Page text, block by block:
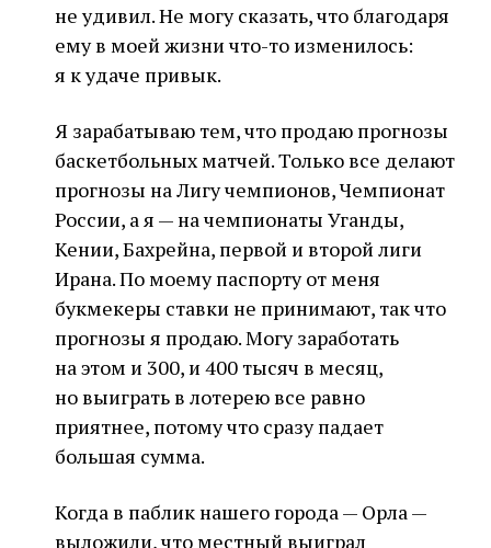
не удивил. Не могу сказать, что благодаря
ему в моей жизни что-то изменилось:
я к удаче привык.
Я зарабатываю тем, что продаю прогнозы
баскетбольных матчей. Только все делают
прогнозы на Лигу чемпионов, Чемпионат
России, а я — на чемпионаты Уганды,
Кении, Бахрейна, первой и второй лиги
Ирана. По моему паспорту от меня
букмекеры ставки не принимают, так что
прогнозы я продаю. Могу заработать
на этом и 300, и 400 тысяч в месяц,
но выиграть в лотерею все равно
приятнее, потому что сразу падает
большая сумма.
Когда в паблик нашего города — Орла —
выложили, что местный выиграл